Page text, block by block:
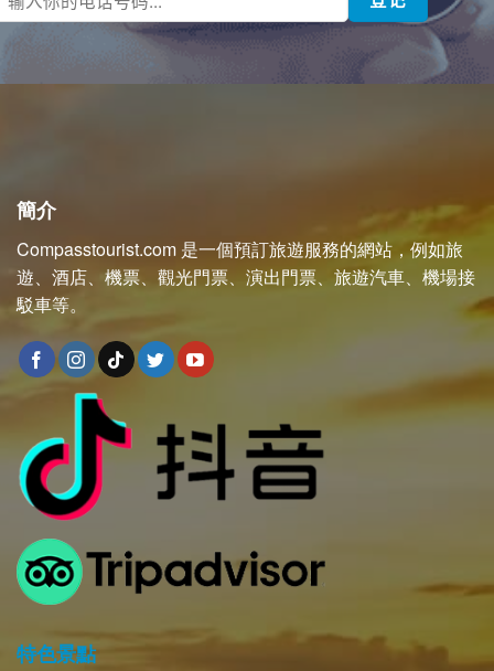
簡介
Compasstourist.com 是一個預訂旅遊服務的網站，例如旅
遊、酒店、機票、觀光門票、演出門票、旅遊汽車、機場接
駁車等。
特色景點